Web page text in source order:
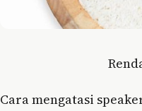
Cara mengatasi